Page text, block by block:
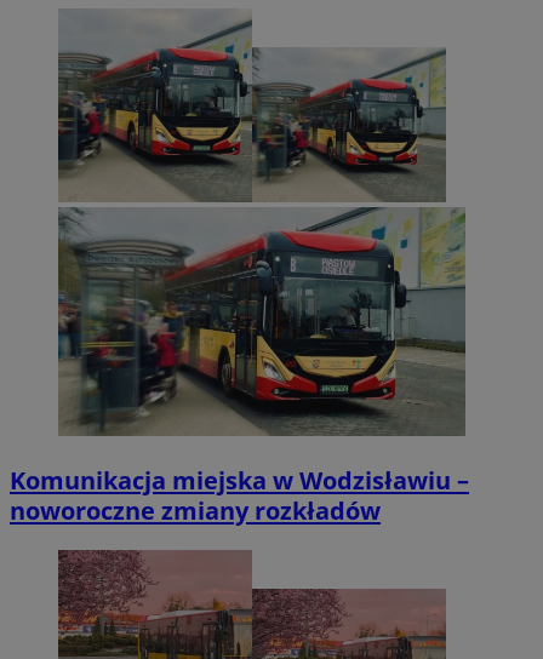
Komunikacja miejska w Wodzisławiu –
noworoczne zmiany rozkładów